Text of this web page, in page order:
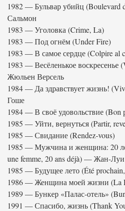
1982 — Бульвар убийц (Boulevard
Сальмон
1983 — Уголовка (Crime, La)
1983 — Под огнём (Under Fire)
1983 — В самое сердце (Colpire al
1983 — Весёленькое
Жюльен Версель
1984 — Да здравствует жизнь!
Гоше
1984 — В своё удовольствие (Bon
1985 — Уйти, вернуться (Partir,
1985 — Свидание (Rendez-vous)
1985 — Мужчина и женщина: 20
une femme, 20 ans déjà) — Жан-
1985 — Будущее лето (Été
1986 — Женщина моей жизни (La
1989 — Бункер «Палас-отель»
1991 — Спасибо, жизнь (Thank